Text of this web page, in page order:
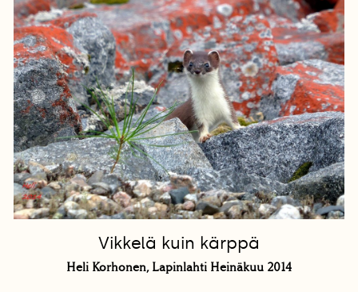
Vikkelä kuin kärppä
Heli Korhonen, Lapinlahti Heinäkuu 2014